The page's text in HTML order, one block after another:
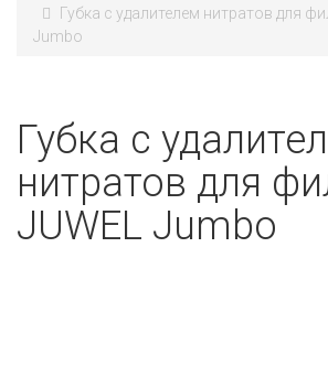
Губка с удалителем нитратов для
Jumbo
Губка с
нитратов для
JUWEL Jumbo